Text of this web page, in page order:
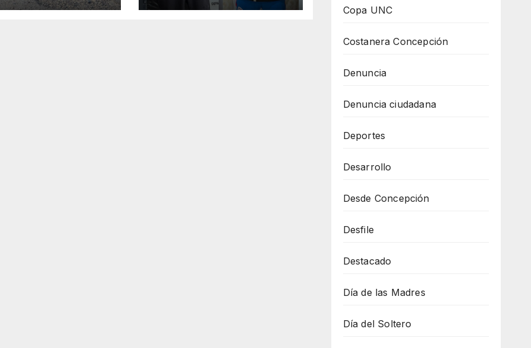
en Concepción
Copa UNC
Costanera Concepción
Denuncia
Denuncia ciudadana
Deportes
Desarrollo
Desde Concepción
Desfile
Destacado
Día de las Madres
Día del Soltero